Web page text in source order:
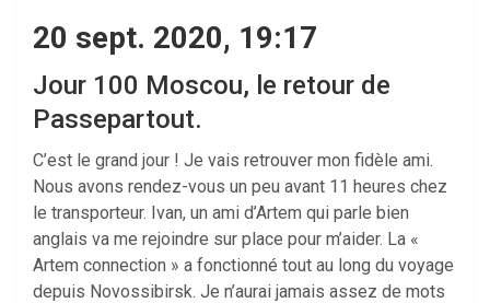
20 sept. 2020, 19:17
Jour 100 Moscou, le retour de
Passepartout.
C’est le grand jour ! Je vais retrouver mon fidèle ami.
Nous avons rendez-vous un peu avant 11 heures chez
le transporteur. Ivan, un ami d’Artem qui parle bien
anglais va me rejoindre sur place pour m’aider. La «
Artem connection » a fonctionné tout au long du voyage
depuis Novossibirsk. Je n’aurai jamais assez de mots